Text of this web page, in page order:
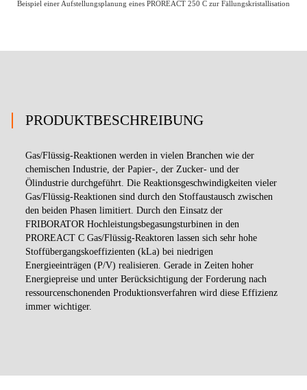
Beispiel einer Aufstellungsplanung eines PROREACT 250 C zur Fällungskristallisation
PRODUKTBESCHREIBUNG
Gas/Flüssig-Reaktionen werden in vielen Branchen wie der
chemischen Industrie, der Papier-, der Zucker- und der
Ölindustrie durchgeführt. Die Reaktionsgeschwindigkeiten vieler
Gas/Flüssig-Reaktionen sind durch den Stoffaustausch zwischen
den beiden Phasen limitiert. Durch den Einsatz der
FRIBORATOR Hochleistungsbegasungsturbinen in den
PROREACT C Gas/Flüssig-Reaktoren lassen sich sehr hohe
Stoffübergangskoeffizienten (kLa) bei niedrigen
Energieeinträgen (P/V) realisieren. Gerade in Zeiten hoher
Energiepreise und unter Berücksichtigung der Forderung nach
ressourcenschonenden Produktionsverfahren wird diese Effizienz
immer wichtiger.